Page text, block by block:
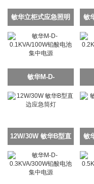
敏华立柜式应急照明
控制器主机M-C-1
敏
敏华M-D-
0.1KVA/100W铅酸电
12W/30W 敏华B型直
边应急筒灯
敏